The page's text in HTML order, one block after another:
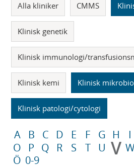
Alla kliniker CMMS
Klinisk genetik
Klinisk immunologi/
Klinisk kemi Klinisk
Klinisk patologi/cytologi
A B C D E F G H I
O
P Q R S T U V
Ö 0-9